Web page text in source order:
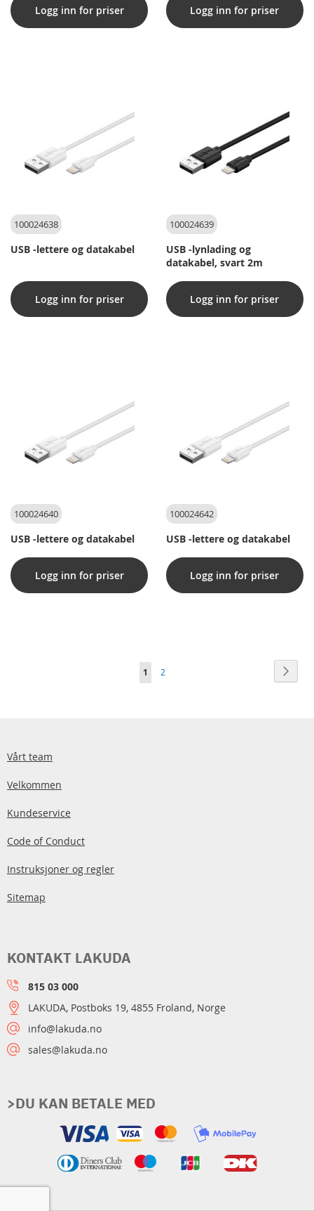
Logg inn for priser Logg inn for priser
100024638
USB -lettere og datakabel
Logg inn for priser
100024639
USB -lynlading og
datakabel, svart 2m
Logg inn for priser
100024640
USB -lettere og datakabel
Logg inn for priser
100024642
USB -lettere og datakabel
Logg inn for priser
You're
1 Side
2
Vårt team
Velkommen
Kundeservice
Code of Conduct
Instruksjoner og regler
Sitemap
>DU KAN BETALE MED
KONTAKT LAKUDA
815 03 000
LAKUDA, Postboks 19, 4855 Froland, Norge
info@lakuda.no
sales@lakuda.no